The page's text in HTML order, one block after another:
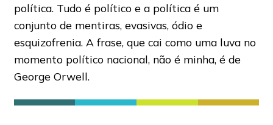
política. Tudo é político e a política é um
conjunto de mentiras, evasivas, ódio e
esquizofrenia. A frase, que cai como uma luva no
momento político nacional, não é minha, é de
George Orwell.